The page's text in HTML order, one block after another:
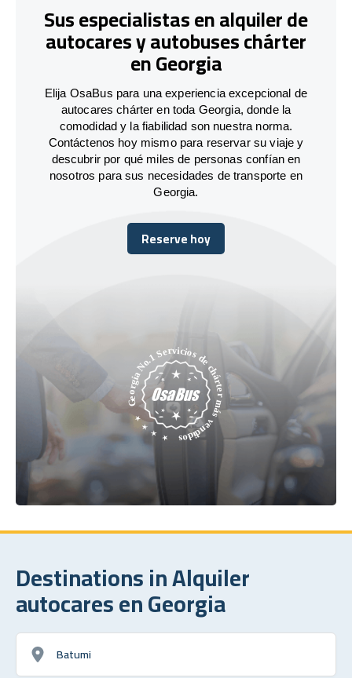
Sus especialistas en alquiler de
autocares y autobuses chárter
en Georgia
Elija OsaBus para una experiencia excepcional de
autocares chárter en toda Georgia, donde la
comodidad y la fiabilidad son nuestra norma.
Contáctenos hoy mismo para reservar su viaje y
descubrir por qué miles de personas confían en
nosotros para sus necesidades de transporte en
Georgia.
Reserve hoy
Reserve hoy
Destinations in Alquiler
autocares en Georgia
Batumi